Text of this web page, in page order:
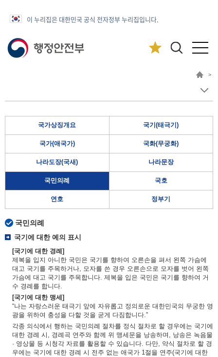
이 누리집은 대한민국 공식 전자정부 누리집입니다.
>
국가상징개요 국기(태극기)
국가(애국가) 국화(무궁화)
나라도장(국새) 나라문장
국민의례 국호
연호 정부기
국민의례
국기에 대한 예의 표시
[국기에 대한 경례]
제복을 입지 아니한 국민은 국기를 향하여 오른손을 펴서 왼쪽 가슴에
대고 국기를 주목하거나, 모자를 쓴 경우 오른손으로 모자를 벗어 왼쪽
가슴에 대고 국기를 주목합니다. 제복을 입은 국민은 국기를 향하여 거
수 경례를 합니다.
[국기에 대한 맹세]
“나는 자랑스러운 태극기 앞에 자유롭고 정의로운 대한민국의 무궁한 영
광을 위하여 충성을 다할 것을 굳게 다짐합니다.”
각종 의식에서 행하는 국민의례 절차를 정식 절차로 할 경우에는 국기에
대한 경례 시, 경례곡 연주와 함께 위 맹세문을 낭송하며, 낭송은 녹음물
· 영상물 등 시청각 자료를 활용할 수 있습니다. 다만, 약식 절차로 할 경
우에는 국기에 대한 경례 시 전주 없는 애국가 1절을 연주(국기에 대한